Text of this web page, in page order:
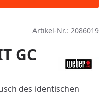
Artikel-Nr.: 2086019
GC
des identischen